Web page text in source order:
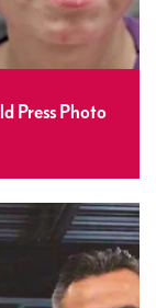
Press Photo